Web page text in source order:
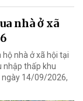
nhà ở xã
nhà ở xã hội tại
nhập thấp khu
ngày 14/09/2026,